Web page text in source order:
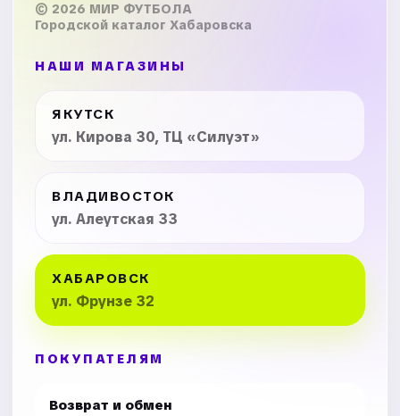
© 2026 МИР ФУТБОЛА
Городской каталог Хабаровска
НАШИ МАГАЗИНЫ
ЯКУТСК
ул. Кирова 30, ТЦ «Силуэт»
ВЛАДИВОСТОК
ул. Алеутская 33
ХАБАРОВСК
ул. Фрунзе 32
ПОКУПАТЕЛЯМ
Возврат и обмен